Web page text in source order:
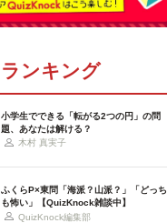
ランキング
小学生でできる「転がる2つの円」の問
題、あなたは解ける？
木村 真実子
ふくらP×東問「海派？山派？」「どっち
も怖い」【QuizKnock雑談中】
QuizKnock編集部